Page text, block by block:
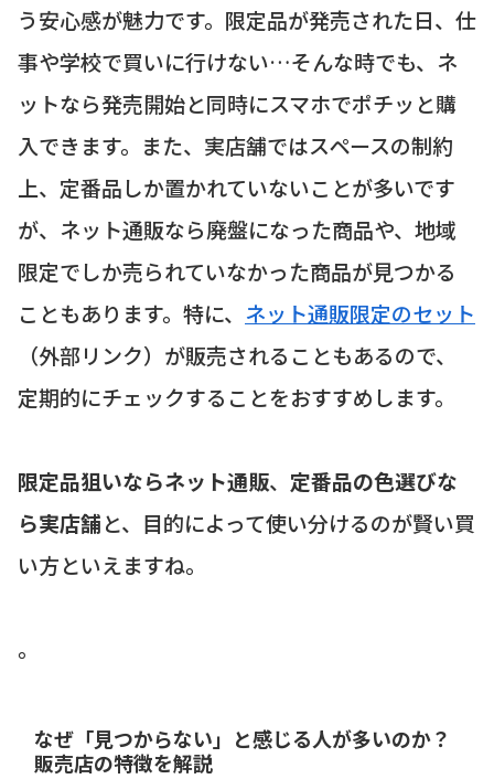
う安心感が魅力です。限定品が発売された日、仕
事や学校で買いに行けない…そんな時でも、ネ
ットなら発売開始と同時にスマホでポチッと購
入できます。また、実店舗ではスペースの制約
上、定番品しか置かれていないことが多いです
が、ネット通販なら廃盤になった商品や、地域
限定でしか売られていなかった商品が見つかる
こともあります。特に、 ネット通販限定のセット
（外部リンク）が販売されることもあるので、
定期的にチェックすることをおすすめします。
限定品狙いならネット通販、 定番品の色選びな
ら実店舗と、目的によって使い分けるのが賢い買
い方といえますね。
。
なぜ「見つからない」と感じる人が多いのか？
販売店の特徴を解説